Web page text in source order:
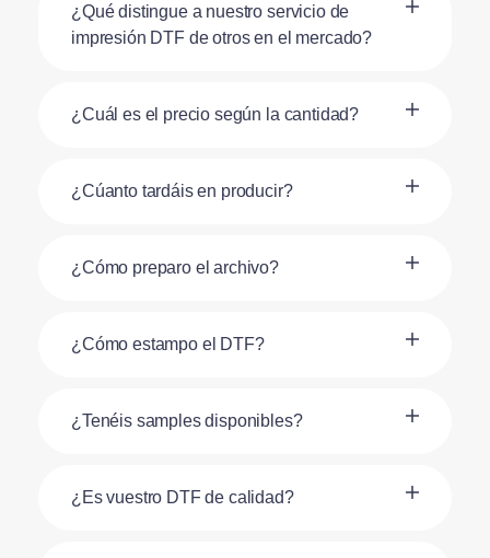
¿Qué distingue a nuestro servicio de
impresión DTF de otros en el mercado?
¿Cuál es el precio según la cantidad?
¿Cúanto tardáis en producir?
¿Cómo preparo el archivo?
¿Cómo estampo el DTF?
¿Tenéis samples disponibles?
¿Es vuestro DTF de calidad?